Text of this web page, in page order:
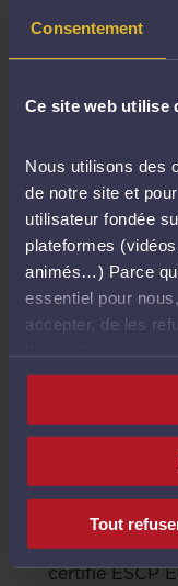
Consentement
Ce site web utilise
Nous utilisons des
de notre site et
utilisateur fondée
plateformes
animés…) Parce
essentiel pour
accepter, de les
nécessaires au
Tout
exercice
profession et à
ressources, ses
savoir-être pour
de faire émerger
activité
Matériel :
blanches A4
couleurs.
William
Paris,
certifié ESCP